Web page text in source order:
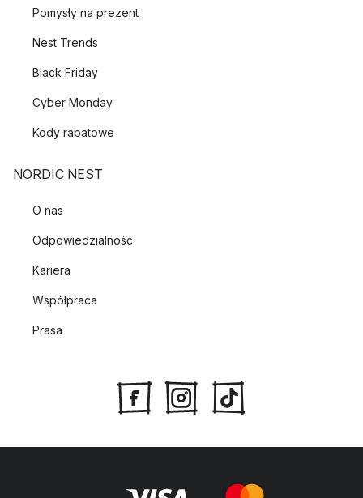
Pomysły na prezent
Nest Trends
Black Friday
Cyber Monday
Kody rabatowe
NORDIC NEST
O nas
Odpowiedzialność
Kariera
Współpraca
Prasa